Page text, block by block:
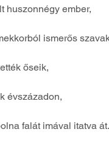
huszonnégy ember,
ismerős
őseik,
évszázadon,
falát imával itatva át.